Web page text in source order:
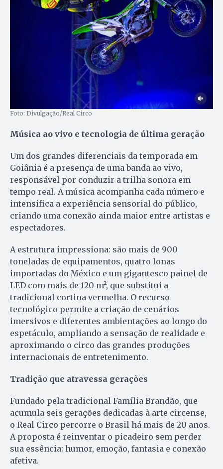
Foto: Divulgação/Real Circo
Música ao vivo e tecnologia de última geração
Um dos grandes diferenciais da temporada em
Goiânia é a presença de uma banda ao vivo,
responsável por conduzir a trilha sonora em
tempo real. A música acompanha cada número e
intensifica a experiência sensorial do público,
criando uma conexão ainda maior entre artistas e
espectadores.
A estrutura impressiona: são mais de 900
toneladas de equipamentos, quatro lonas
importadas do México e um gigantesco painel de
LED com mais de 120 m², que substitui a
tradicional cortina vermelha. O recurso
tecnológico permite a criação de cenários
imersivos e diferentes ambientações ao longo do
espetáculo, ampliando a sensação de realidade e
aproximando o circo das grandes produções
internacionais de entretenimento.
Tradição que atravessa gerações
Fundado pela tradicional Família Brandão, que
acumula seis gerações dedicadas à arte circense,
o Real Circo percorre o Brasil há mais de 20 anos.
A proposta é reinventar o picadeiro sem perder
sua essência: humor, emoção, fantasia e conexão
afetiva.